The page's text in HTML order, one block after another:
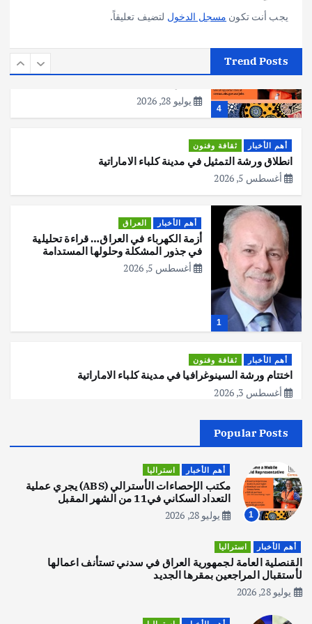
يجب أنت تكون مسجل الدخول لتضيف تعليقاً.
Trend Posts
4
عملية التعداد السكاني في11 من الشهر
يوليو 28, 2026
أهم الأخبار ثقافة وفنون
انطلاق ورشة التمثيل في مدينة كلباء الاماراتية
أغسطس 5, 2026
1
أهم الأخبار العراق
أزمة الكهرباء في العراق… قراءة تحليلية
في جذور المشكلة وحلولها المستدامة
أغسطس 5, 2026
أهم الأخبار ثقافة وفنون
اختتام ورشة السينوغرافيا في مدينة كلباء الاماراتية
أغسطس 3, 2026
2
اصبح بطلاً لأستراليا بلعبة كمال الاجسام
يوليو 30, 2026
3
يوليو 30, 2026
Popular Posts
1
أهم الأخبار استراليا
مكتب الإحصاءات الأسترالي (ABS) يجري عملية
التعداد السكاني في11 من الشهر المقبل
يوليو 28, 2026
أهم الأخبار استراليا
القنصلية العامة لجمهورية العراق في سدني تستأنف اعمالها
لأستقبال المراجعين بمقرها الجديد
يوليو 28, 2026